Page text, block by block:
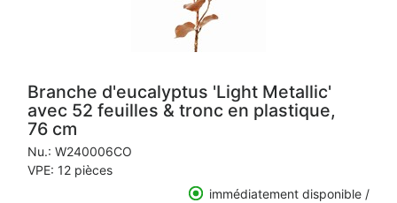
Branche d'eucalyptus 'Light Metallic'
avec 52 feuilles & tronc en plastique,
76 cm
Nu.: W240006CO
VPE: 12 pièces
immédiatement disponible /